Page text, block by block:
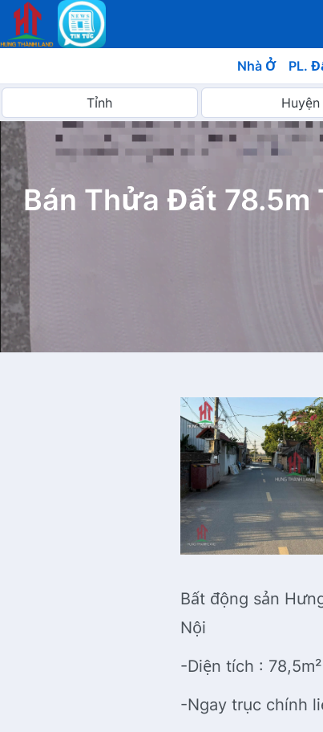
Nhà Ở PL.
Bán Thửa Đất 78.5m
Bất động sản
Nội
-Diện tích :
-Ngay trục chính